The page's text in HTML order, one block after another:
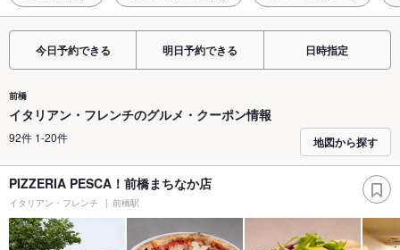
今日予約できる 明日予約できる 日時指定
前橋
イタリアン・フレンチのグルメ・クーポン情報
92件 1-20件 地図から探す
PIZZERIA PESCA！前橋まちなか店
イタリアン・フレンチ 前橋駅